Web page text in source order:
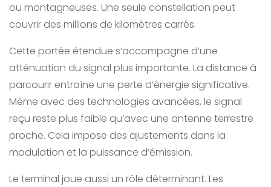
ou montagneuses. Une seule constellation peut
couvrir des millions de kilomètres carrés.
Cette portée étendue s’accompagne d’une
atténuation du signal plus importante. La distance à
parcourir entraîne une perte d’énergie significative.
Même avec des technologies avancées, le signal
reçu reste plus faible qu’avec une antenne terrestre
proche. Cela impose des ajustements dans la
modulation et la puissance d’émission.
Le terminal joue aussi un rôle déterminant. Les